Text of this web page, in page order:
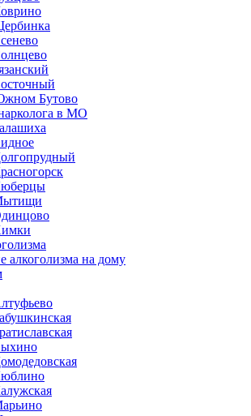
Бутово
в МО
алкоголизма на дому